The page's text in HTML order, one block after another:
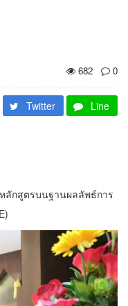
682
0
Twitter Line
ลักสูตรบนฐานผลลัพธ์การ